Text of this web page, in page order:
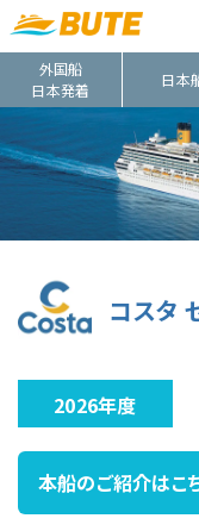
外国船
日本発着
日本
コスタ
2026年度
本船のご紹介はこ